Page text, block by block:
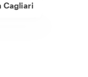
Cagliari